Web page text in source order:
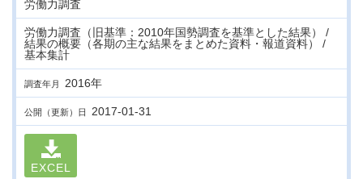
労働力調査
労働力調査（旧基準：2010年国勢調査を基準とした結果） /
結果の概要（各期の主な結果をまとめた資料・報道資料） /
基本集計
調査年月 2016年
公開（更新）日 2017-01-31
EXCEL